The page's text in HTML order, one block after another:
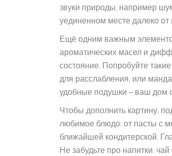
звуки природы, например
уединенном месте далеко от
Ещё одним важным
ароматических масел и
состояние. Попробуйте
для расслабления, или
удобные подушки – ваш дом
Чтобы дополнить картину,
любимое блюдо: от пасты с
ближайшей кондитерской.
Не забудьте про напитки: